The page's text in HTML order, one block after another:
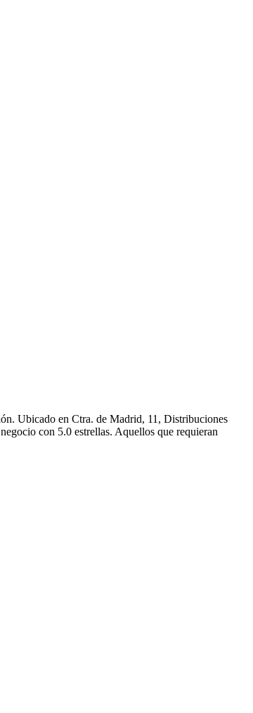
Ubicado en Ctra. de Madrid, 11, Distribuciones
con 5.0 estrellas. Aquellos que requieran